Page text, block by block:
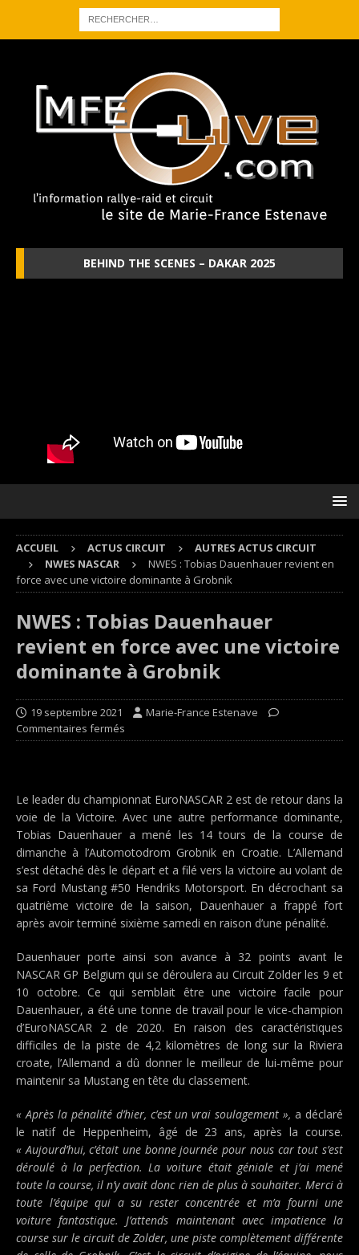
BEHIND THE SCENES – DAKAR 2025
ACCUEIL ACTUS CIRCUIT
AUTRES ACTUS CIRCUIT
NWES NASCAR
NWES : Tobias Dauenhauer revient en
force avec une victoire dominante à Grobnik
NWES : Tobias Dauenhauer
revient en force avec une victoire
dominante à Grobnik
19 septembre 2021
Marie-France Estenave
Commentaires fermés
Le leader du championnat EuroNASCAR 2 est de retour dans la
voie de la Victoire. Avec une autre performance dominante,
Tobias Dauenhauer a mené les 14 tours de la course de
dimanche à l’Automotodrom Grobnik en Croatie. L’Allemand
s’est détaché dès le départ et a filé vers la victoire au volant de
sa Ford Mustang #50 Hendriks Motorsport. En décrochant sa
quatrième victoire de la saison, Dauenhauer a frappé fort
après avoir terminé sixième samedi en raison d’une pénalité.
Dauenhauer porte ainsi son avance à 32 points avant le
NASCAR GP Belgium qui se déroulera au Circuit Zolder les 9 et
10 octobre. Ce qui semblait être une victoire facile pour
Dauenhauer, a été une tonne de travail pour le vice-champion
d’EuroNASCAR 2 de 2020. En raison des caractéristiques
difficiles de la piste de 4,2 kilomètres de long sur la Riviera
croate, l’Allemand a dû donner le meilleur de lui-même pour
maintenir sa Mustang en tête du classement.
« Après la pénalité d’hier, c’est un vrai soulagement », a déclaré
le natif de Heppenheim, âgé de 23 ans, après la course.
« Aujourd’hui, c’était une bonne journée pour nous car tout s’est
déroulé à la perfection. La voiture était géniale et j’ai mené
toute la course, il n’y avait donc rien de plus à souhaiter. Merci à
toute l’équipe qui a su rester concentrée et m’a fourni une
voiture fantastique. J’attends maintenant avec impatience la
course sur le circuit de Zolder, une piste complètement différente